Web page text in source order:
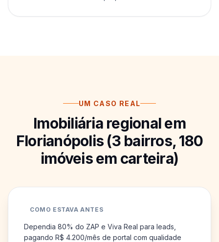
UM CASO REAL
Imobiliária regional em
Florianópolis (3 bairros, 180
imóveis em carteira)
COMO ESTAVA ANTES
Dependia 80% do ZAP e Viva Real para leads,
pagando R$ 4.200/mês de portal com qualidade